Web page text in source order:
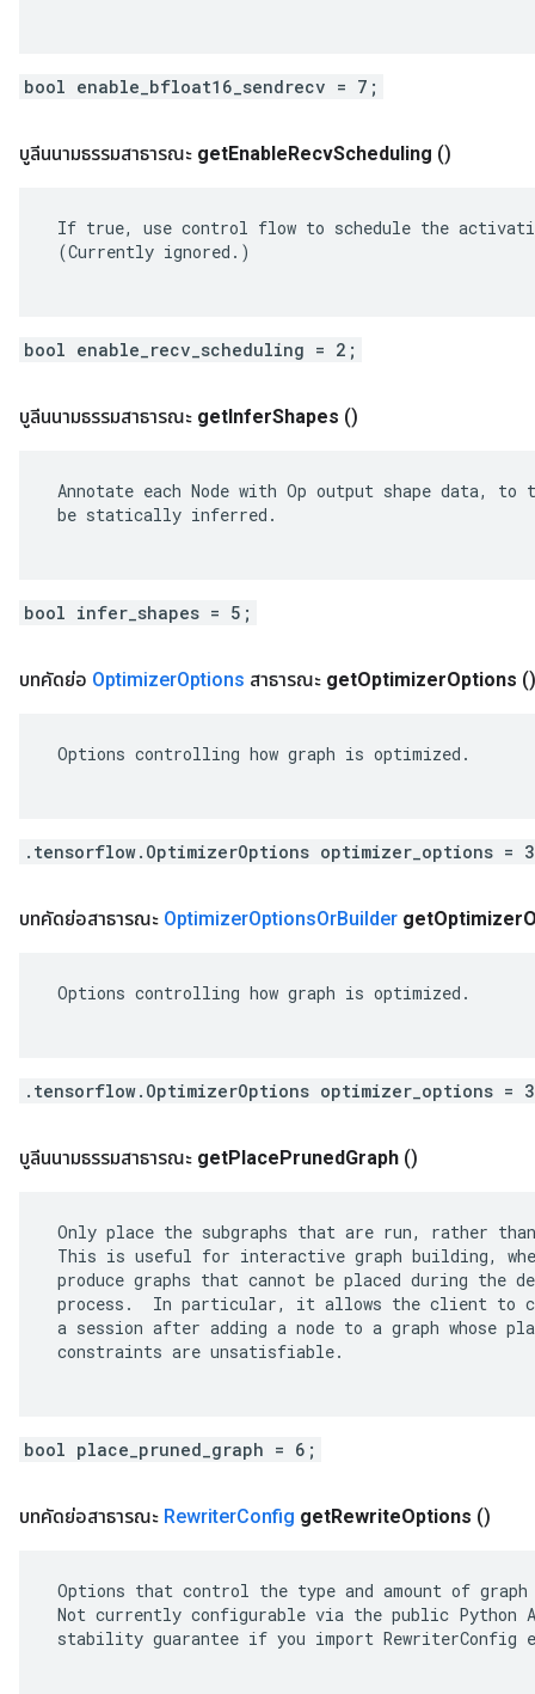
bool enable_bfloat16_sendrecv = 7;
บูลีนนามธรรมสาธารณะ getEnableRecvScheduling ()
If true, use control flow to schedule the
(Currently ignored.)
bool enable_recv_scheduling = 2;
บูลีนนามธรรมสาธารณะ getInferShapes ()
Annotate each Node with Op output shape data,
be statically inferred.
bool infer_shapes = 5;
บทคัดย่อ OptimizerOptions สาธารณะ getOptimizerOptions ()
Options controlling how graph is optimized.
.tensorflow.OptimizerOptions optimizer_options =
บทคัดย่อสาธารณะ OptimizerOptionsOrBuilder getOptimizer
Options controlling how graph is optimized.
.tensorflow.OptimizerOptions optimizer_options =
บูลีนนามธรรมสาธารณะ getPlacePrunedGraph ()
Only place the subgraphs that are run, rather
This is useful for interactive graph building,
produce graphs that cannot be placed during the
process.  In particular, it allows the client to
a session after adding a node to a graph whose
constraints are unsatisfiable.
bool place_pruned_graph = 6;
บทคัดย่อสาธารณะ RewriterConfig getRewriteOptions ()
Options that control the type and amount of
Not currently configurable via the public
stability guarantee if you import